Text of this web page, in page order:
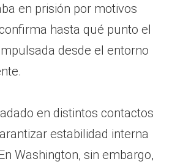
en prisión por motivos
hasta qué punto el
desde el entorno
en distintos contactos
estabilidad interna
Washington, sin embargo,